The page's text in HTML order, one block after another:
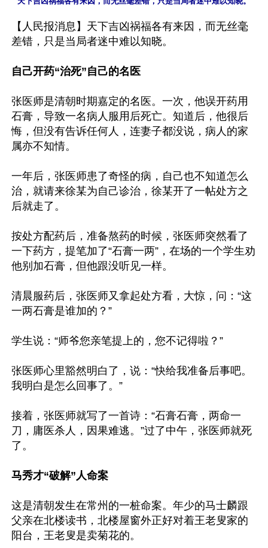
【人民报消息】天下吉凶祸福各有来因，而无丝毫
差错，只是当局者迷中难以知晓。
自己开药“治死”自己的名医
张医师是清朝时期嘉定的名医。一次，他误开药用
石膏，导致一名病人服用后死亡。知道后，他很后
悔，但没有告诉任何人，连妻子都没说，病人的家
属亦不知情。
一年后，张医师患了奇怪的病，自己也不知道怎么
治，就请来徐某为自己诊治，徐某开了一帖处方之
后就走了。
按处方配药后，准备熬药的时候，张医师突然看了
一下药方，提笔加了“石膏一两”，在场的一个学生劝
他别加石膏，但他跟没听见一样。
清晨服药后，张医师又拿起处方看，大惊，问：“这
一两石膏是谁加的？”
学生说：“师爷您亲笔提上的，您不记得啦？”
张医师心里豁然明白了，说：“快给我准备后事吧。
我明白是怎么回事了。”
接着，张医师就写了一首诗：“石膏石膏，两命一
刀，庸医杀人，因果难逃。”过了中午，张医师就死
了。
马秀才“破解”人命案
这是清朝发生在常州的一桩命案。年少的马士麟跟
父亲在北楼读书，北楼屋窗外正好对着王老叟家的
阳台，王老叟是卖菊花的。